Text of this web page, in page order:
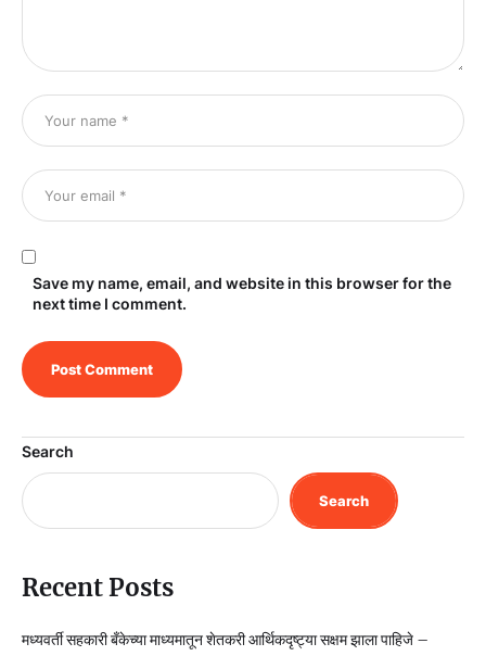
Save my name, email, and website in this browser for the
next time I comment.
Search
Search
Recent Posts
मध्यवर्ती सहकारी बँकेच्या माध्यमातून शेतकरी आर्थिकदृष्ट्या सक्षम झाला पाहिजे –